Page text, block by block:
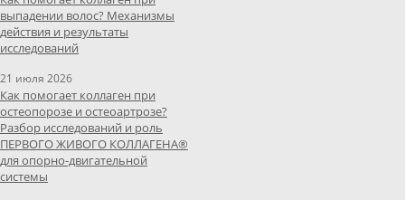
выпадении волос? Механизмы
действия и результаты
исследований
21 июля 2026
Как помогает коллаген при
остеопорозе и остеоартрозе?
Разбор исследований и роль
ПЕРВОГО ЖИВОГО КОЛЛАГЕНА®
для опорно-двигательной
системы